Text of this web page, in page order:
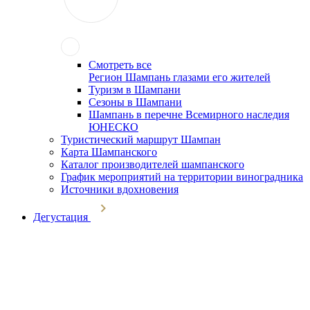
Смотреть все
Регион Шампань глазами его жителей
Туризм в Шампани
Сезоны в Шампани
Шампань в перечне Всемирного наследия
ЮНЕСКО
Туристический маршрут Шампан
Карта Шампанского
Каталог производителей шампанского
График мероприятий на территории виноградника
Источники вдохновения
Дегустация